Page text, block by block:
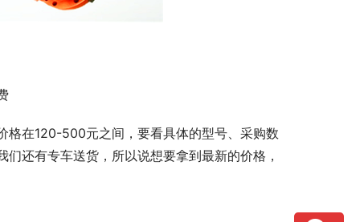
格在120-500元之间，要看具体的型号、采购数
还有专车送货，所以说想要拿到最新的价格，